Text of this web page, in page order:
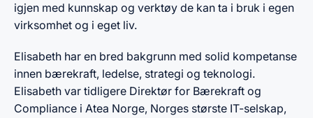
igjen med kunnskap og verktøy de kan ta i bruk i egen
virksomhet og i eget liv.
Elisabeth har en bred bakgrunn med solid kompetanse
innen bærekraft, ledelse, strategi og teknologi.
Elisabeth var tidligere Direktør for Bærekraft og
Compliance i Atea Norge, Norges største IT-selskap,